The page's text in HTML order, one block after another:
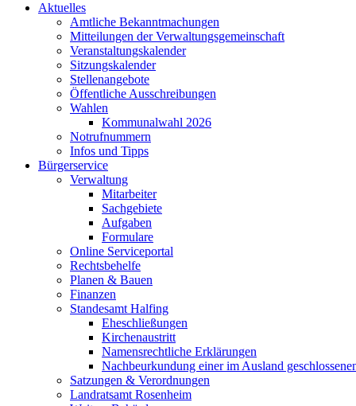
Aktuelles
Amtliche Bekanntmachungen
Mitteilungen der Verwaltungsgemeinschaft
Veranstaltungskalender
Sitzungskalender
Stellenangebote
Öffentliche Ausschreibungen
Wahlen
Kommunalwahl 2026
Notrufnummern
Infos und Tipps
Bürgerservice
Verwaltung
Mitarbeiter
Sachgebiete
Aufgaben
Formulare
Online Serviceportal
Rechtsbehelfe
Planen & Bauen
Finanzen
Standesamt Halfing
Eheschließungen
Kirchenaustritt
Namensrechtliche Erklärungen
Nachbeurkundung einer im Ausland
Satzungen & Verordnungen
Landratsamt Rosenheim